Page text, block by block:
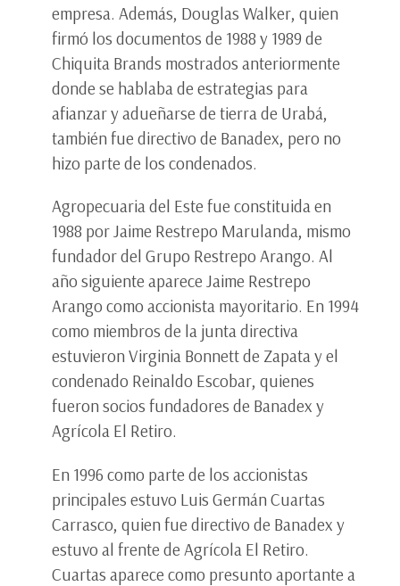
empresa. Además, Douglas Walker, quien
firmó los documentos de 1988 y 1989 de
Chiquita Brands mostrados anteriormente
donde se hablaba de estrategias para
afianzar y adueñarse de tierra de Urabá,
también fue directivo de Banadex, pero no
hizo parte de los condenados.
Agropecuaria del Este fue constituida en
1988 por Jaime Restrepo Marulanda, mismo
fundador del Grupo Restrepo Arango. Al
año siguiente aparece Jaime Restrepo
Arango como accionista mayoritario. En 1994
como miembros de la junta directiva
estuvieron Virginia Bonnett de Zapata y el
condenado Reinaldo Escobar, quienes
fueron socios fundadores de Banadex y
Agrícola El Retiro.
En 1996 como parte de los accionistas
principales estuvo Luis Germán Cuartas
Carrasco, quien fue directivo de Banadex y
estuvo al frente de Agrícola El Retiro.
Cuartas aparece como presunto aportante a